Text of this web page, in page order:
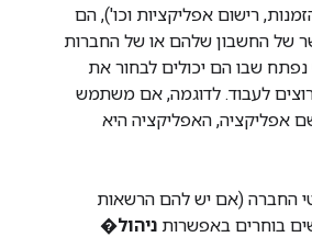
רישום אפליקציות וכו'), הם
של החשבון שלהם או של החברות
שבו הם יכולים לבחור את
לעבוד. לדוגמה, אם משתמש
אפליקציה, האפליקציה היא
החברה (אם יש להם הרשאות
בוחרים באפשרות ניהול�